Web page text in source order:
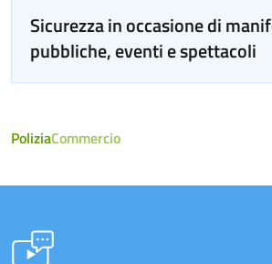
Sicurezza in occasione di
pubbliche, eventi e spettacoli
PoliziaCommercio